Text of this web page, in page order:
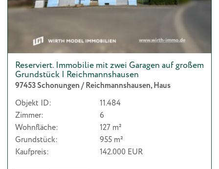
Reserviert. Immobilie mit zwei Garagen auf großem
Grundstück | Reichmannshausen
97453 Schonungen / Reichmannshausen, Haus
Objekt ID:
11.484
Zimmer:
6
Wohnfläche:
127 m²
Grundstück:
955 m²
Kaufpreis:
142.000 EUR